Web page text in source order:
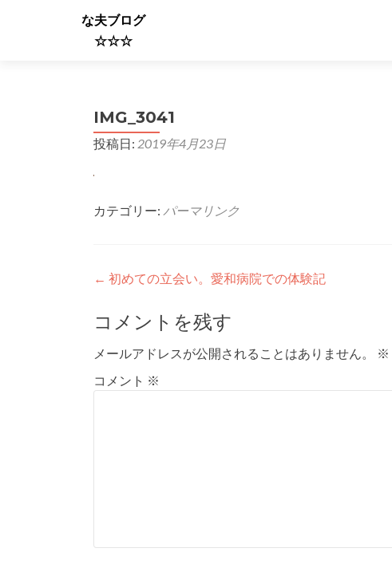
な夫ブログ
☆☆☆
IMG_3041
投稿日: 2019年4月23日
カテゴリー: パーマリンク
投
ナ
ビ
ゲ
← 初めての立会い。愛和病院での体験記
コメントを残す
メールアドレスが公開されることはありません。 ※
コメント ※